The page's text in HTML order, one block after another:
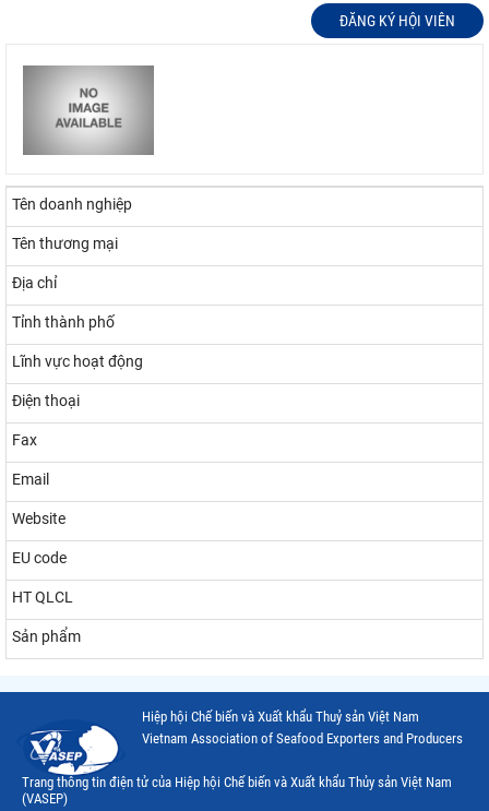
ĐĂNG KÝ HỘI VIÊN
Tên doanh nghiệp
Tên thương mại
Địa chỉ
Tỉnh thành phố
Lĩnh vực hoạt động
Điện thoại
Fax
Email
Website
EU code
HT QLCL
Sản phẩm
Hiệp hội Chế biến và Xuất khẩu Thuỷ sản Việt Nam
Vietnam Association of Seafood Exporters and Producers
Trang thông tin điện tử của Hiệp hội Chế biến và Xuất khẩu Thủy sản Việt Nam
(VASEP)